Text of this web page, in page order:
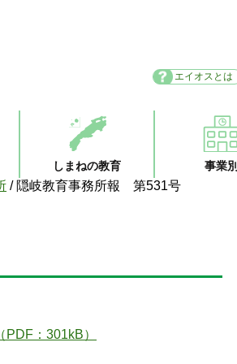
エイオスとは
しまねの教育 事業別
/ 隠岐教育事務所報 第531号
：301kB）